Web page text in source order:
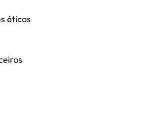
éticos